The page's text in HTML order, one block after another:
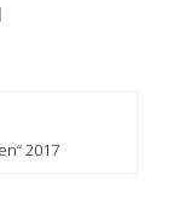
2017